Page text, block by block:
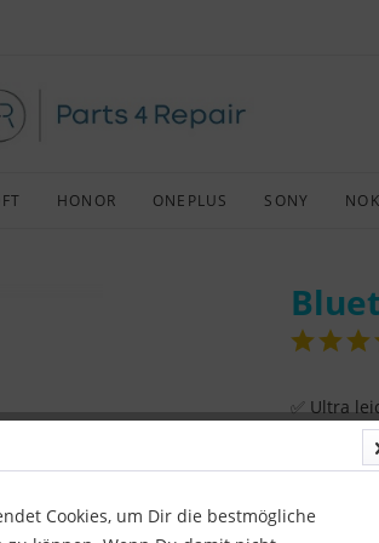
HONOR ONEPLUS SONY
✅ Ultra
✅
✅
Cookies, um Dir die bestmögliche